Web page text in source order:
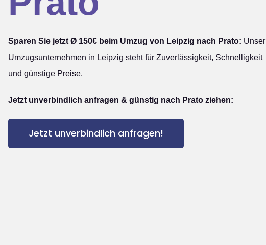
Sparen Sie jetzt Ø 150€ beim Umzug von Leipzig nach Prato: Unser
Umzugsunternehmen in Leipzig steht für Zuverlässigkeit, Schnelligkeit
und günstige Preise.
Jetzt unverbindlich anfragen & günstig nach Prato ziehen:
Jetzt unverbindlich anfragen!